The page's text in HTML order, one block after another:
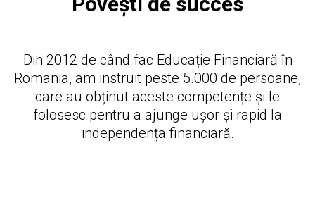
Din 2012 de când fac Educație Financiară în
Romania, am instruit peste 5.000 de persoane,
care au obținut aceste competențe și le
folosesc pentru a ajunge ușor și rapid la
independența financiară.